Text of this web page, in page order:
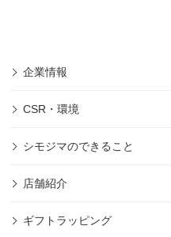
企業情報
CSR・環境
シモジマのできること
店舗紹介
ギフトラッピング